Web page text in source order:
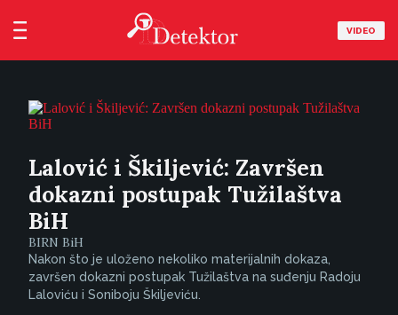
VIDEO
Lalović i Škiljević: Završen
dokazni postupak Tužilaštva
BiH
BIRN BiH
Nakon što je uloženo nekoliko materijalnih dokaza,
završen dokazni postupak Tužilaštva na suđenju Radoju
Laloviću i Soniboju Škiljeviću.